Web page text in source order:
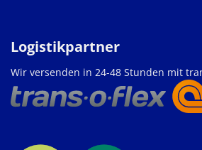
Logistikpartner
Wir versenden in 24-48 Stunden mit